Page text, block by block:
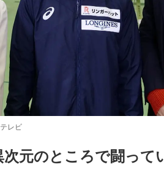
レビ
元のところで闘って